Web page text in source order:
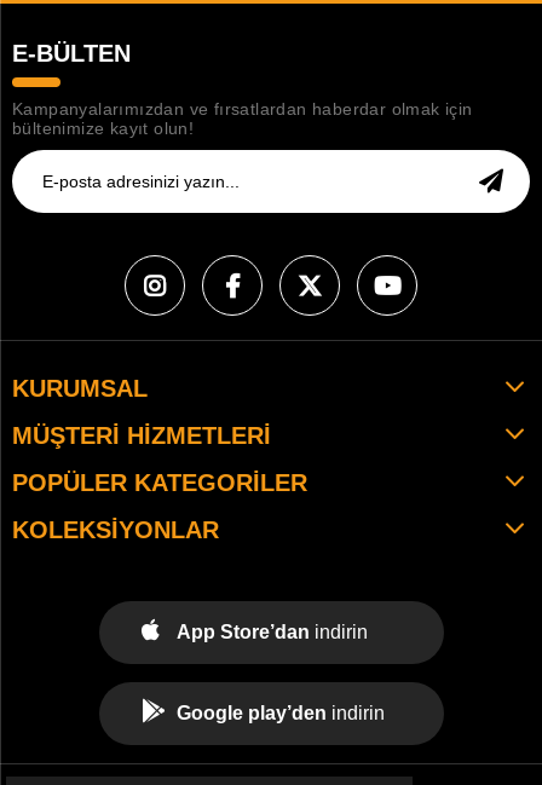
E-BÜLTEN
Kampanyalarımızdan ve fırsatlardan haberdar olmak için
bültenimize kayıt olun!
KURUMSAL
MÜŞTERI HIZMETLERI
POPÜLER KATEGORILER
KOLEKSIYONLAR
App Store’dan indirin
Google play’den indirin